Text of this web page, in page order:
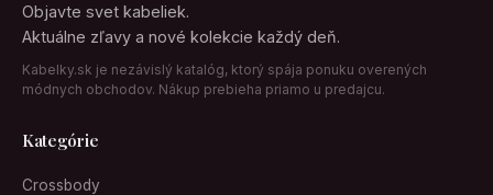
Objavte svet kabeliek.
Aktuálne zľavy a nové kolekcie každý deň.
Kabelky.sk je nezávislý katalóg, ktorý spája ponuku overených
módnych obchodov. Nákup prebieha priamo u predajcu.
Kategórie
Crossbody